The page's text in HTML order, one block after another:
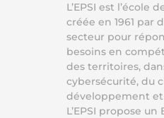
L’EPSI est l’école
créée en 1961 par
secteur pour
besoins en
des territoires,
cybersécurité, du
développement et
L’EPSI propose